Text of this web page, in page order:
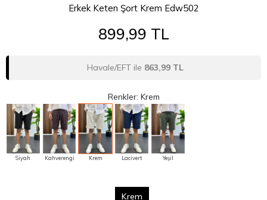
Erkek Keten Şort Krem Edw502
899,99 TL
Havale/EFT ile 863,99 TL
Renkler: Krem
Siyah Kahverengi Krem Lacivert Yeşil
Krem